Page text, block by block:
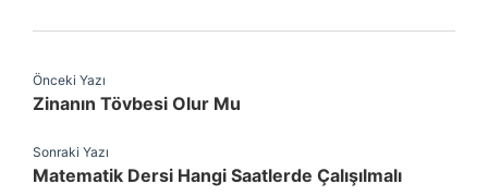
Önceki Yazı
Zinanın Tövbesi Olur Mu
Sonraki Yazı
Matematik Dersi Hangi Saatlerde Çalışılmalı